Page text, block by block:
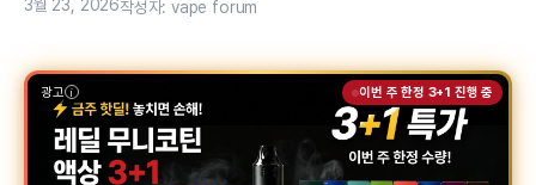
3월 23, 2026작성자:vape forum
광고 이번 주 한정 3+1 진행 중